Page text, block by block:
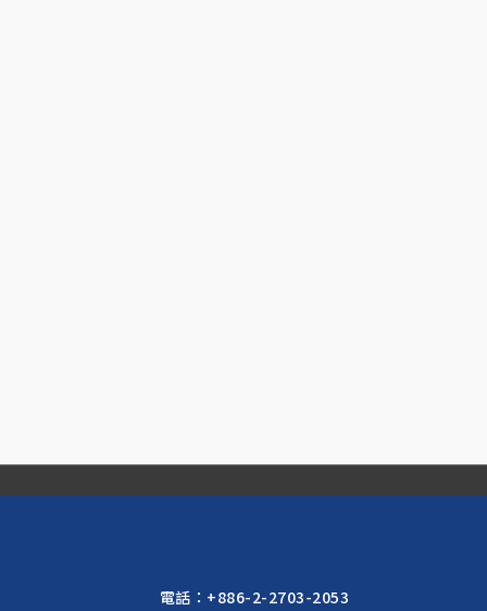
電話： +886-2-2703-2053